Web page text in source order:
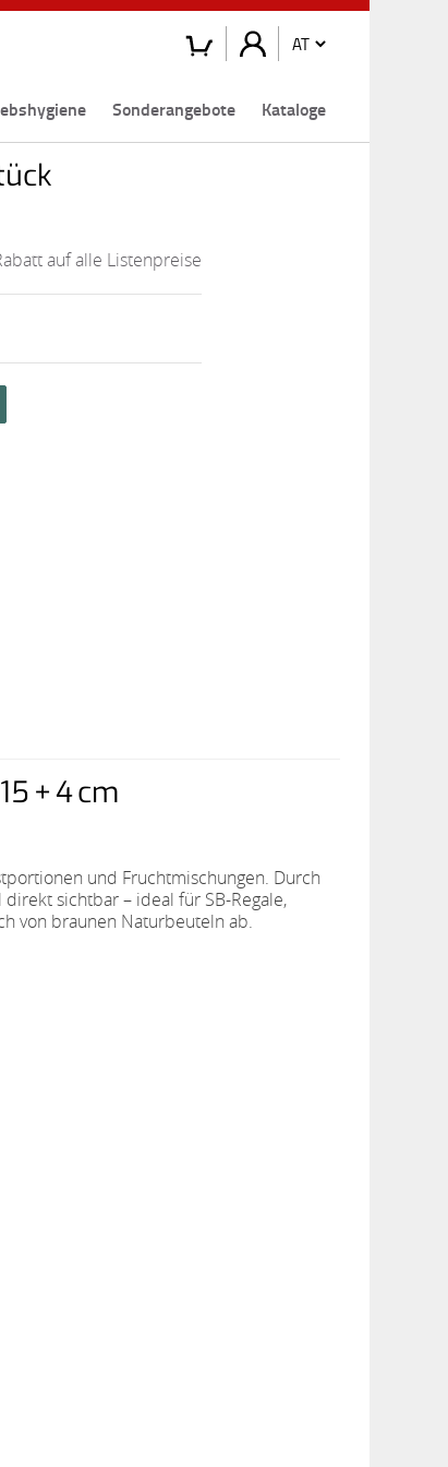
Sonderangebote Kataloge
auf alle Listenpreise
+ 4 cm
und Fruchtmischungen. Durch
sichtbar – ideal für SB-Regale,
von braunen Naturbeuteln ab.